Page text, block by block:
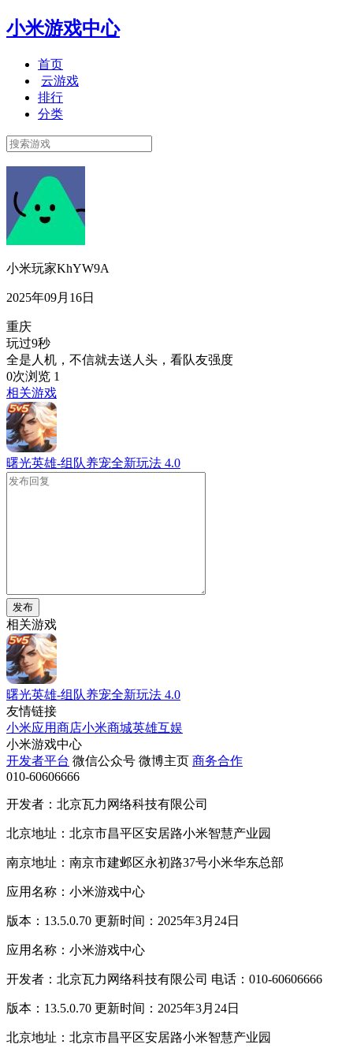
小米游戏中心
首页
云游戏
排行
分类
小米玩家KhYW9A
2025年09月16日
重庆
玩过9秒
全是人机，不信就去送人头，看队友强度
0次浏览 1
相关游戏
曙光英雄-组队养宠全新玩法 4.0
发布
相关游戏
曙光英雄-组队养宠全新玩法 4.0
友情链接
小米应用商店小米商城英雄互娱
小米游戏中心
开发者平台 微信公众号 微博主页 商务合作
010-60606666
开发者：北京瓦力网络科技有限公司
北京地址：北京市昌平区安居路小米智慧产业园
南京地址：南京市建邺区永初路37号小米华东总部
应用名称：小米游戏中心
版本：13.5.0.70 更新时间：2025年3月24日
应用名称：小米游戏中心
开发者：北京瓦力网络科技有限公司 电话：010-60606666
版本：13.5.0.70 更新时间：2025年3月24日
北京地址：北京市昌平区安居路小米智慧产业园